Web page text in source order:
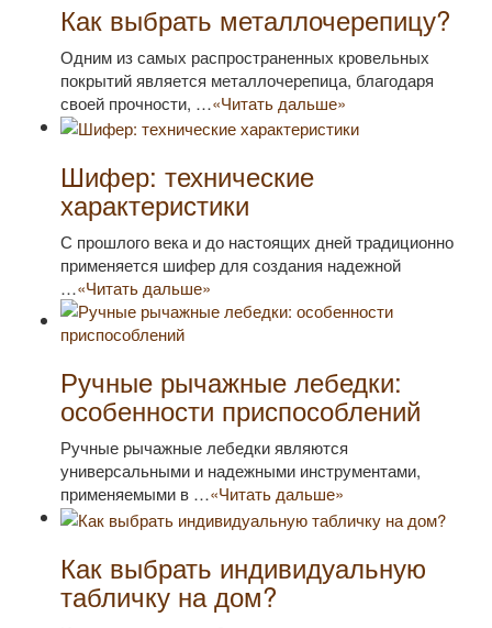
Как выбрать металлочерепицу?
Одним из самых распространенных кровельных
покрытий является металлочерепица, благодаря
своей прочности, …«Читать дальше»
Шифер: технические
характеристики
С прошлого века и до настоящих дней традиционно
применяется шифер для создания надежной
…«Читать дальше»
Ручные рычажные лебедки:
особенности приспособлений
Ручные рычажные лебедки являются
универсальными и надежными инструментами,
применяемыми в …«Читать дальше»
Как выбрать индивидуальную
табличку на дом?